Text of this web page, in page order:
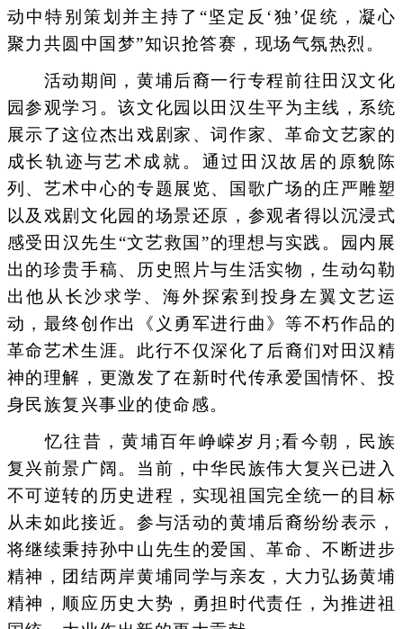
动中特别策划并主持了“坚定反‘独’促统，凝心
聚力共圆中国梦”知识抢答赛，现场气氛热烈。
活动期间，黄埔后裔一行专程前往田汉文化
园参观学习。该文化园以田汉生平为主线，系统
展示了这位杰出戏剧家、词作家、革命文艺家的
成长轨迹与艺术成就。通过田汉故居的原貌陈
列、艺术中心的专题展览、国歌广场的庄严雕塑
以及戏剧文化园的场景还原，参观者得以沉浸式
感受田汉先生“文艺救国”的理想与实践。园内展
出的珍贵手稿、历史照片与生活实物，生动勾勒
出他从长沙求学、海外探索到投身左翼文艺运
动，最终创作出《义勇军进行曲》等不朽作品的
革命艺术生涯。此行不仅深化了后裔们对田汉精
神的理解，更激发了在新时代传承爱国情怀、投
身民族复兴事业的使命感。
忆往昔，黄埔百年峥嵘岁月;看今朝，民族
复兴前景广阔。当前，中华民族伟大复兴已进入
不可逆转的历史进程，实现祖国完全统一的目标
从未如此接近。参与活动的黄埔后裔纷纷表示，
将继续秉持孙中山先生的爱国、革命、不断进步
精神，团结两岸黄埔同学与亲友，大力弘扬黄埔
精神，顺应历史大势，勇担时代责任，为推进祖